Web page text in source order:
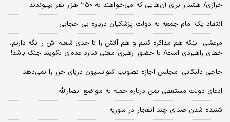
خرازی/ هشدار برای آن‌هایی که می‌خواهند به ۲۵۰ هزار نفر بپیوندند
انتقاد یک امام جمعه به دولت پزشکیان درباره بی حجابی
مرعشی: اینکه هم مذاکره کنیم و هم آتش را تا حدی شعله اش را نگه داریم،
خطای راهبردی است/ با حضور رهبری معنی ندارد عده‌ای بگویند جنگ باشد!
حاجی دلیگانی: مجلس اجازه تصویب کنوانسیون دریای خزر را نمی‌دهد
ادعای دولت مستعفی یمن درباره حمله به مواضع انصارالله
شنیده شدن صدای چند انفجار در سوریه